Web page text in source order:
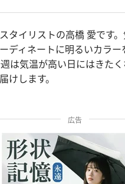
タイリストの高橋 愛です
ディネートに明るいカラ
は気温が高い日にはきた
けします。
広告